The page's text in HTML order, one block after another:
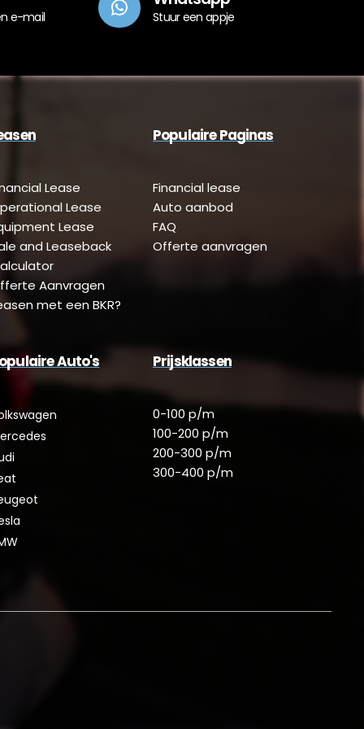
e-mail Stuur een appje
Lease
Lease
Lease
and Leaseback
Aanvragen
met een BKR?
Populaire Paginas
Financial lease
Auto aanbod
FAQ
Offerte aanvragen
Auto's Prijsklassen
0-100 p/m
100-200 p/m
200-300 p/m
300-400 p/m